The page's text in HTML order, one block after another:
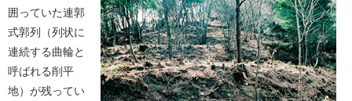
囲っていた連郭
式郭列（列状に
連続する曲輪と
呼ばれる削平
地）が残ってい